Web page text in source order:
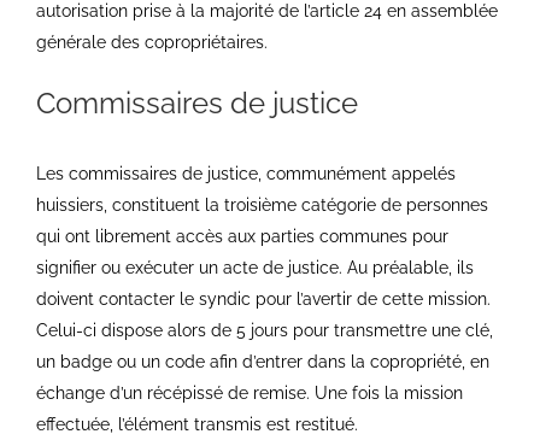
autorisation prise à la majorité de l’article 24 en assemblée
générale des copropriétaires.
Commissaires de justice
Les commissaires de justice, communément appelés
huissiers, constituent la troisième catégorie de personnes
qui ont librement accès aux parties communes pour
signifier ou exécuter un acte de justice. Au préalable, ils
doivent contacter le syndic pour l’avertir de cette mission.
Celui-ci dispose alors de 5 jours pour transmettre une clé,
un badge ou un code afin d’entrer dans la copropriété, en
échange d’un récépissé de remise. Une fois la mission
effectuée, l’élément transmis est restitué.